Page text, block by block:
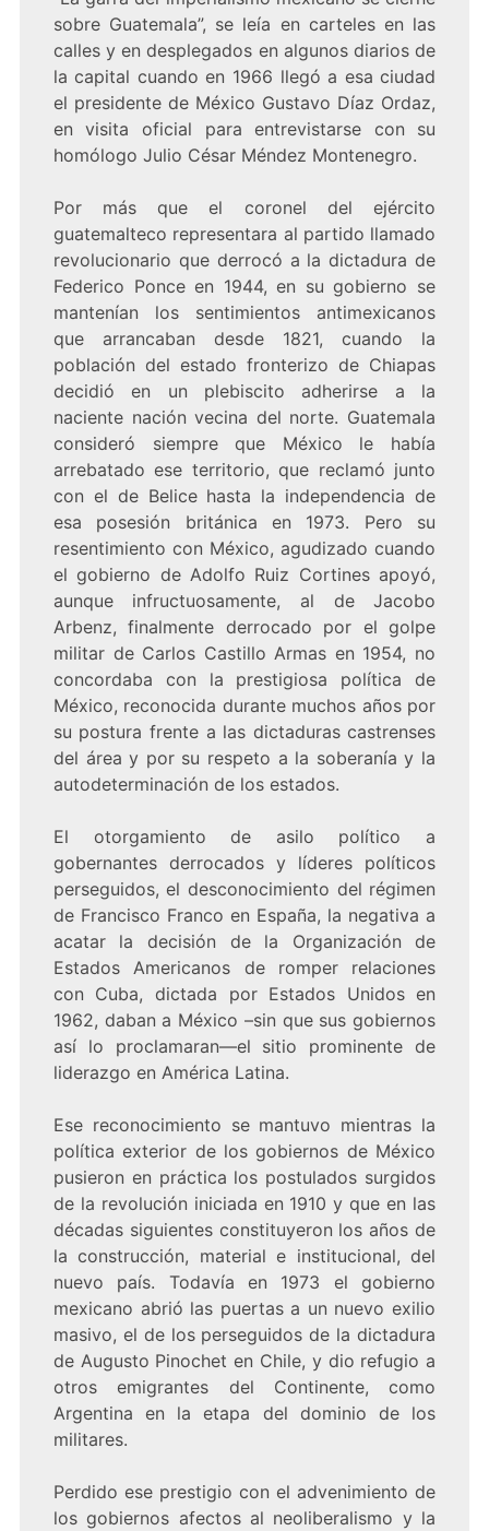
sobre Guatemala”, se leía en carteles en las
calles y en desplegados en algunos diarios de
la capital cuando en 1966 llegó a esa ciudad
el presidente de México Gustavo Díaz Ordaz,
en visita oficial para entrevistarse con su
homólogo Julio César Méndez Montenegro.
Por más que el coronel del ejército
guatemalteco representara al partido llamado
revolucionario que derrocó a la dictadura de
Federico Ponce en 1944, en su gobierno se
mantenían los sentimientos antimexicanos
que arrancaban desde 1821, cuando la
población del estado fronterizo de Chiapas
decidió en un plebiscito adherirse a la
naciente nación vecina del norte. Guatemala
consideró siempre que México le había
arrebatado ese territorio, que reclamó junto
con el de Belice hasta la independencia de
esa posesión británica en 1973. Pero su
resentimiento con México, agudizado cuando
el gobierno de Adolfo Ruiz Cortines apoyó,
aunque infructuosamente, al de Jacobo
Arbenz, finalmente derrocado por el golpe
militar de Carlos Castillo Armas en 1954, no
concordaba con la prestigiosa política de
México, reconocida durante muchos años por
su postura frente a las dictaduras castrenses
del área y por su respeto a la soberanía y la
autodeterminación de los estados.
El otorgamiento de asilo político a
gobernantes derrocados y líderes políticos
perseguidos, el desconocimiento del régimen
de Francisco Franco en España, la negativa a
acatar la decisión de la Organización de
Estados Americanos de romper relaciones
con Cuba, dictada por Estados Unidos en
1962, daban a México –sin que sus gobiernos
así lo proclamaran—el sitio prominente de
liderazgo en América Latina.
Ese reconocimiento se mantuvo mientras la
política exterior de los gobiernos de México
pusieron en práctica los postulados surgidos
de la revolución iniciada en 1910 y que en las
décadas siguientes constituyeron los años de
la construcción, material e institucional, del
nuevo país. Todavía en 1973 el gobierno
mexicano abrió las puertas a un nuevo exilio
masivo, el de los perseguidos de la dictadura
de Augusto Pinochet en Chile, y dio refugio a
otros emigrantes del Continente, como
Argentina en la etapa del dominio de los
militares.
Perdido ese prestigio con el advenimiento de
los gobiernos afectos al neoliberalismo y la